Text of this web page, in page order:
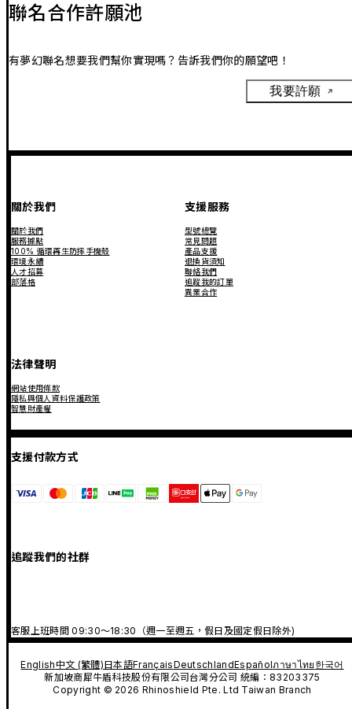
聯名合作許願池
有夢幻聯名想要我們幫你實現嗎？告訴我們你的願望吧！
我要許願
關於我們
關於我們
服務據點
100% 循環再生防摔手機殼
環境永續
人才招募
部落格
支援服務
型號總覽
常見問題
產品支援
退換貨須知
聯絡我們
追蹤我的訂單
異業合作
法律聲明
網站使用條款
隱私與個人資料保護政策
智慧財產權
支援付款方式
追蹤我們的社群
客服上班時間 09:30～18:30（週一至週五，假日及國定假日除外)
English中文 (繁體)日本語FrançaisDeutschlandEspañolภาษาไทย 한국어
新加坡商犀牛盾科技股份有限公司台灣分公司 統編：83203375
Copyright © 2026 Rhinoshield Pte. Ltd Taiwan Branch